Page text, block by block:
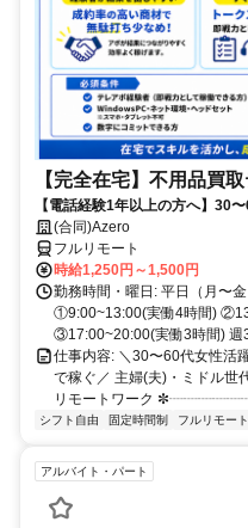
【完全在宅】不用品買
【電話経験1年以上の方へ】30
電話対応で15時までに賢く稼ぐ
(合同)Azero
フルリモート
時給1,250円～1,500円
勤務時間・曜日: 平日（月〜
①9:00~13:00(実働4時間)
③17:00~20:00(実働3時間) 週
仕事内容: ＼30〜60代女性活
で稼ぐ／ 主婦(夫)・ミドル世
リモートワーク
シフト自由 固定時間制 フルリモート
アルバイト・パート